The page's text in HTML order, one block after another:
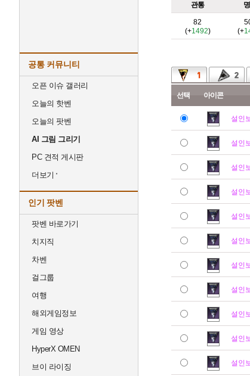
공통 커뮤니티
오픈 이슈 갤러리
오늘의 핫벤
오늘의 팟벤
AI 그림 그리기
PC 견적 게시판
더보기
인기 팟벤
팟벤 바로가기
치지직
차벤
걸그룹
여행
해외게임정보
게임 영상
HyperX OMEN
브이 라이징
관통
82
(+1492)
(+
선택 아이콘
설인
설인
설인
설인
설인
설인
설인
설인
설인
설인
설인